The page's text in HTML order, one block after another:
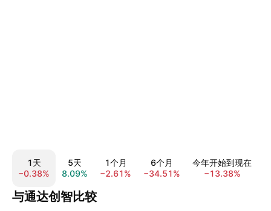
1天
−0.38%
5天
8.09%
1个月
−2.61%
6个月
−34.51%
今年开始到现在
−13.38%
与通达创智比较